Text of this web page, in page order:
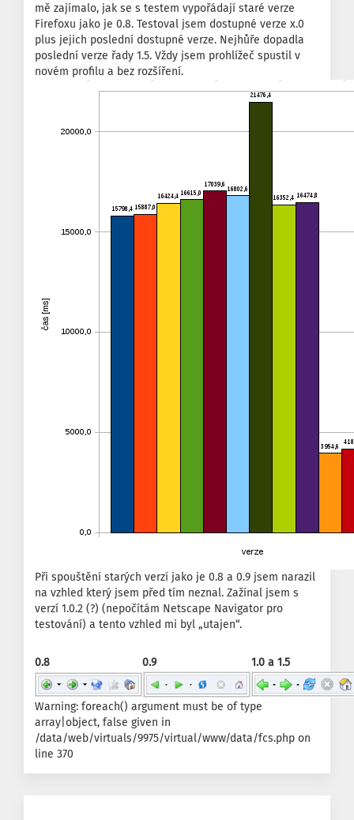
mě zajímalo, jak se s testem vypořádají staré verze
Firefoxu jako je 0.8. Testoval jsem dostupné verze x.0
plus jejich poslední dostupné verze. Nejhůře dopadla
poslední verze řady 1.5. Vždy jsem prohlížeč spustil v
novém profilu a bez rozšíření.
Při spouštění starých verzí jako je 0.8 a 0.9 jsem narazil
na vzhled který jsem před tím neznal. Zažínal jsem s
verzí 1.0.2 (?) (nepočítám Netscape Navigator pro
testování) a tento vzhled mi byl „utajen“.
0.8 0.9 1.0 a 1.5
Warning: foreach() argument must be of type
array|object, false given in
/data/web/virtuals/9975/virtual/www/data/fcs.php on
line 370